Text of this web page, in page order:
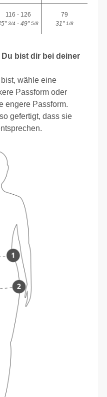
116 - 126
3/4 - 49"5/8
79
31"1/8
bist dir bei deiner
wähle eine
Passform oder
engere Passform.
gefertigt, dass sie